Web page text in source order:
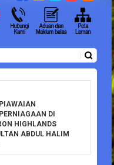
DI
HIGHLANDS
ABDUL HALIM